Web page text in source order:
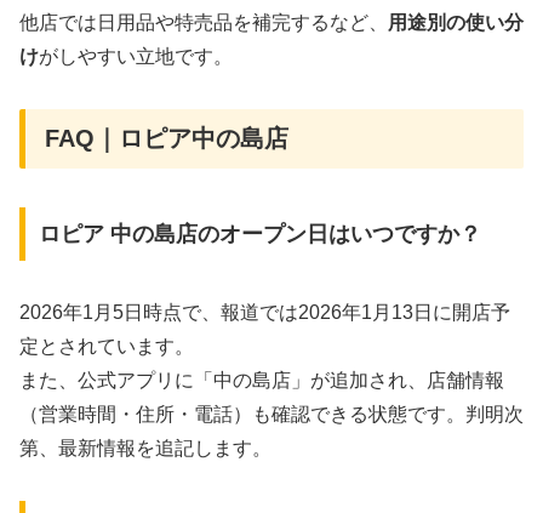
他店では日用品や特売品を補完するなど、
用途別の使い分
けがしやすい立地です。
FAQ｜ロピア中の島店
ロピア 中の島店のオープン日はいつですか？
2026年1月5日時点で、報道では2026年1月13日に開店予
定とされています。
また、公式アプリに「中の島店」が追加され、店舗情報
（営業時間・住所・電話）も確認できる状態です。判明次
第、最新情報を追記します。